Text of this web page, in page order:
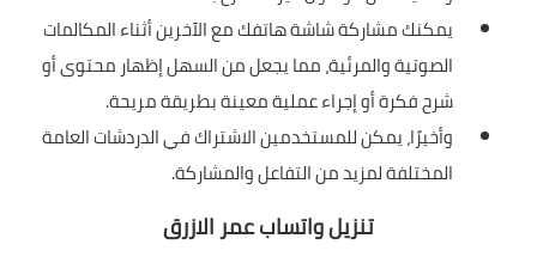
يمكنك مشاركة شاشة هاتفك مع الآخرين أثناء المكالمات
الصوتية والمرئية، مما يجعل من السهل إظهار محتوى أو
شرح فكرة أو إجراء عملية معينة بطريقة مريحة.
وأخيرًا، يمكن للمستخدمين الاشتراك في الدردشات العامة
المختلفة لمزيد من التفاعل والمشاركة.
تنزيل واتساب عمر الازرق